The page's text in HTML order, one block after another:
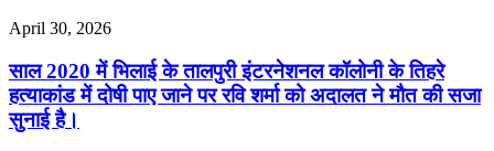
April 30, 2026
साल 2020 में भिलाई के तालपुरी इंटरनेशनल कॉलोनी के तिहरे
हत्याकांड में दोषी पाए जाने पर रवि शर्मा को अदालत ने मौत की सजा
सुनाई है।